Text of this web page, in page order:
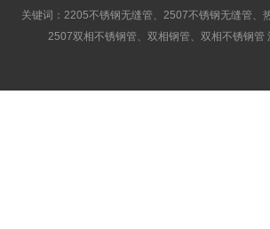
关键词：2205不锈钢无缝管、2507不锈钢无缝管
2507双相不锈钢管、双相钢管、双相不锈钢